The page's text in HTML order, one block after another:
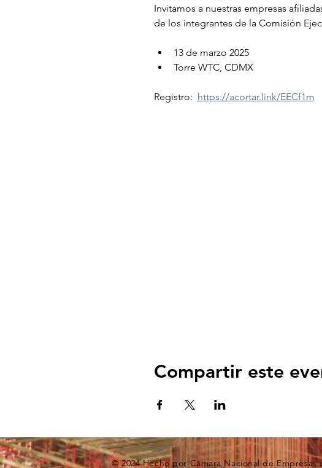
Invitamos a nuestras empresas
de los integrantes de la Comisión
13 de marzo 2025
Torre WTC, CDMX
Registro: https://acortar.link/EECf1m
Compartir este
© 2024 Hecho por Cámara Nacional de Empresas